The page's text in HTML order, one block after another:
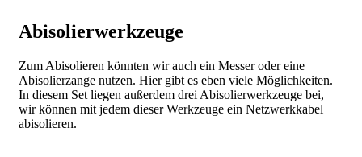
Abisolierwerkzeuge
Zum Abisolieren könnten wir auch ein Messer oder eine
Abisolierzange nutzen. Hier gibt es eben viele Möglichkeiten.
In diesem Set liegen außerdem drei Abisolierwerkzeuge bei,
wir können mit jedem dieser Werkzeuge ein Netzwerkkabel
abisolieren.